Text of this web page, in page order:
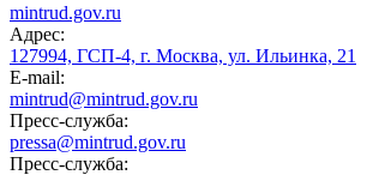
mintrud.gov.ru
Адрес:
127994, ГСП-4, г. Москва, ул. Ильинка, 21
E-mail:
mintrud@mintrud.gov.ru
Пресс-служба:
pressa@mintrud.gov.ru
Пресс-служба: